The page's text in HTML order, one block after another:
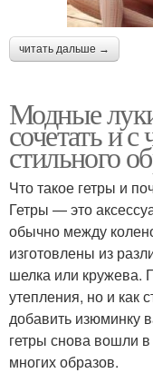
читать дальше →
Модные
сочетать и
стильного
Что такое гетры и
Гетры — это
обычно между
изготовлены из
шелка или кружева.
утепления, но и как
добавить изюминку
гетры снова вошли
многих образов.